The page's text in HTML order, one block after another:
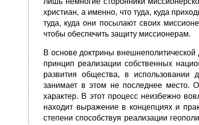
христиан, а именно, что туда, куда
туда, куда они посылают своих
чтобы обеспечить защиту миссионерам.
В основе доктрины внешнеполитической
принцип реализации собственных
развития общества, в использовании
занимает в этом не последнее место.
характер. В этот процесс неизбежно
находит выражение в концепциях и
степени способствуя реализации